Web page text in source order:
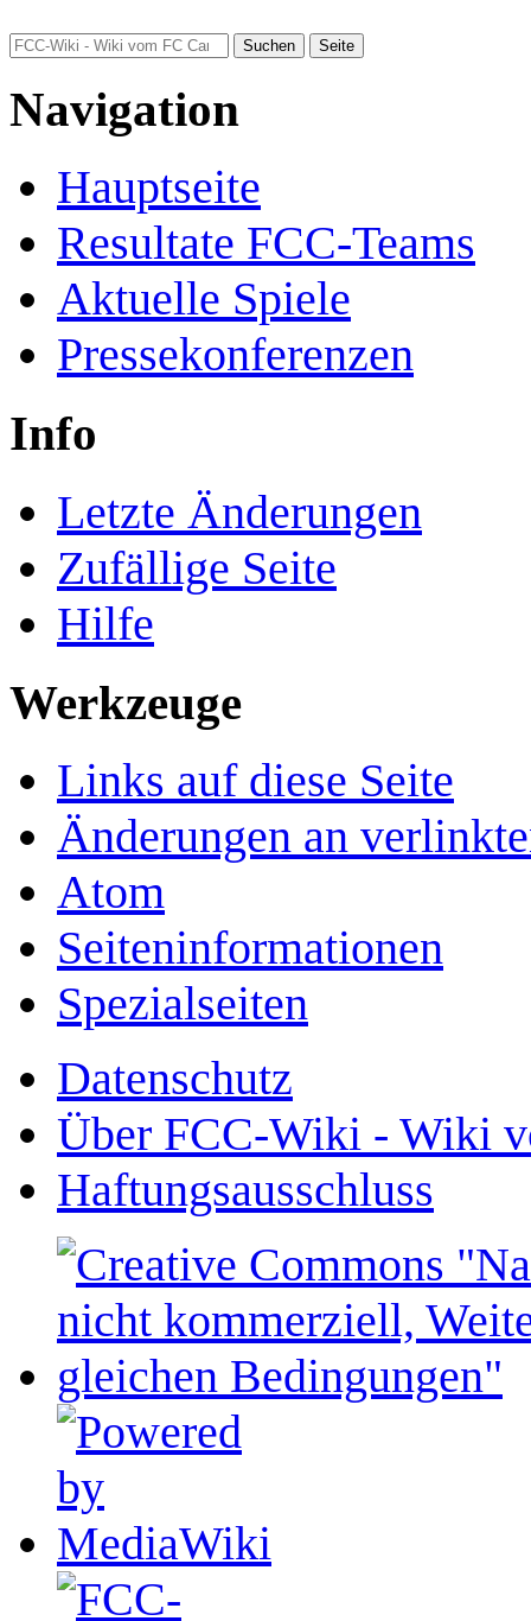
Navigation
Hauptseite
Resultate FCC-Teams
Aktuelle Spiele
Pressekonferenzen
Info
Letzte Änderungen
Zufällige Seite
Hilfe
Werkzeuge
Links auf diese Seite
Änderungen an
Atom
Seiten­­informationen
Spezialseiten
Datenschutz
Über FCC-Wiki - Wiki
Haftungsausschluss